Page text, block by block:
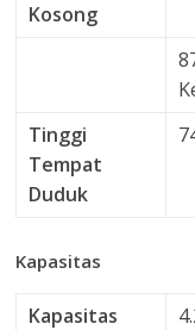
Kosong
Tinggi
Tempat
Duduk
Kapasitas
Kapasitas